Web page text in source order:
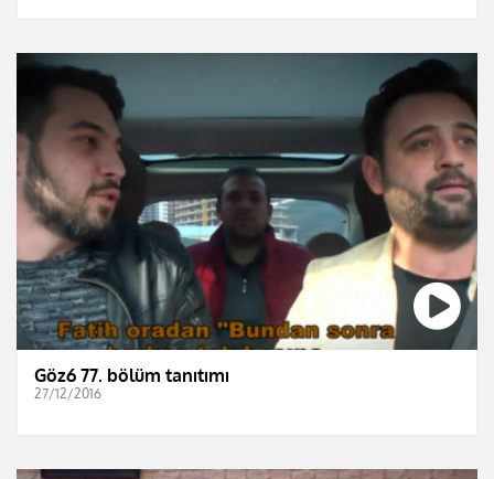
Göz6 77. bölüm tanıtımı
27/12/2016